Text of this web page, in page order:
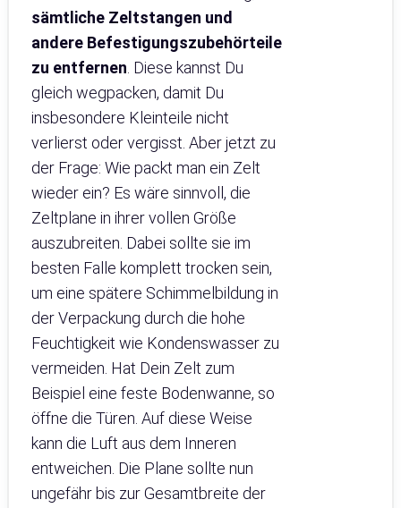
sämtliche Zeltstangen und
andere Befestigungszubehörteile
zu entfernen . Diese kannst Du
gleich wegpacken, damit Du
insbesondere Kleinteile nicht
verlierst oder vergisst. Aber jetzt zu
der Frage: Wie packt man ein Zelt
wieder ein? Es wäre sinnvoll, die
Zeltplane in ihrer vollen Größe
auszubreiten. Dabei sollte sie im
besten Falle komplett trocken sein,
um eine spätere Schimmelbildung in
der Verpackung durch die hohe
Feuchtigkeit wie Kondenswasser zu
vermeiden. Hat Dein Zelt zum
Beispiel eine feste Bodenwanne, so
öffne die Türen. Auf diese Weise
kann die Luft aus dem Inneren
entweichen. Die Plane sollte nun
ungefähr bis zur Gesamtbreite der